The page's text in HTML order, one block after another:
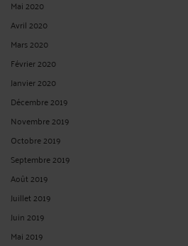
Mai 2020
Avril 2020
Mars 2020
Février 2020
Janvier 2020
Décembre 2019
Novembre 2019
Octobre 2019
Septembre 2019
Août 2019
Juillet 2019
Juin 2019
Mai 2019